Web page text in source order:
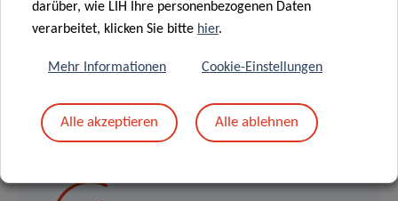
finanziellen Gesamtengagement in Höhe von 141.000
EUR.
darüber, wie LIH Ihre personenbezogenen Daten
verarbeitet, klicken Sie bitte hier.
Mehr Informationen Cookie-Einstellungen
Alle akzeptieren Alle ablehnen